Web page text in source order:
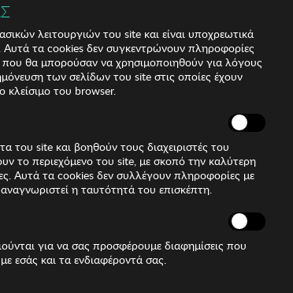
λειτουργιών του site και είναι υποχρεωτικά
Αυτά τα cookies δεν συγκεντρώνουν πληροφορίες
που θα μπορούσαν να χρησιμοποιηθούν για λόγους
των σελίδων του site στις οποίες έχουν
κλείσιμο του browser.
του site και βοηθούν τους διαχειριστές του
το περιεχόμενο του site, με σκοπό την καλύτερη
Αυτά τα cookies δεν συλλέγουν πληροφορίες με
η ταυτότητά του επισκέπτη.
για να σας προσφέρουμε διαφημίσεις που
εσάς και τα ενδιαφέροντά σας.